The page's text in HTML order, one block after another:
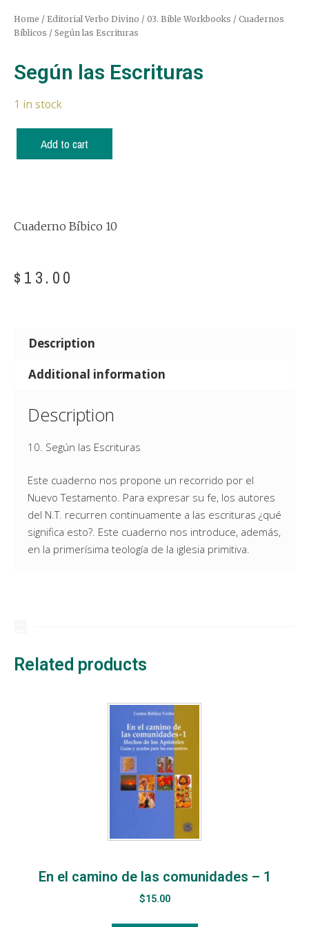
Home / Editorial Verbo Divino / 03. Bible Workbooks / Cuadernos
Bíblicos / Según las Escrituras
Según las Escrituras
1 in stock
Add to cart
Cuaderno Bíbico 10
$ 13.00
Description
Additional information
Description
10. Según las Escrituras
Este cuaderno nos propone un recorrido por el
Nuevo Testamento. Para expresar su fe, los autores
del N.T. recurren continuamente a las escrituras ¿qué
significa esto?. Este cuaderno nos introduce, además,
en la primerísima teología de la iglesia primitiva.
Related products
En el camino de las comunidades – 1
$15.00